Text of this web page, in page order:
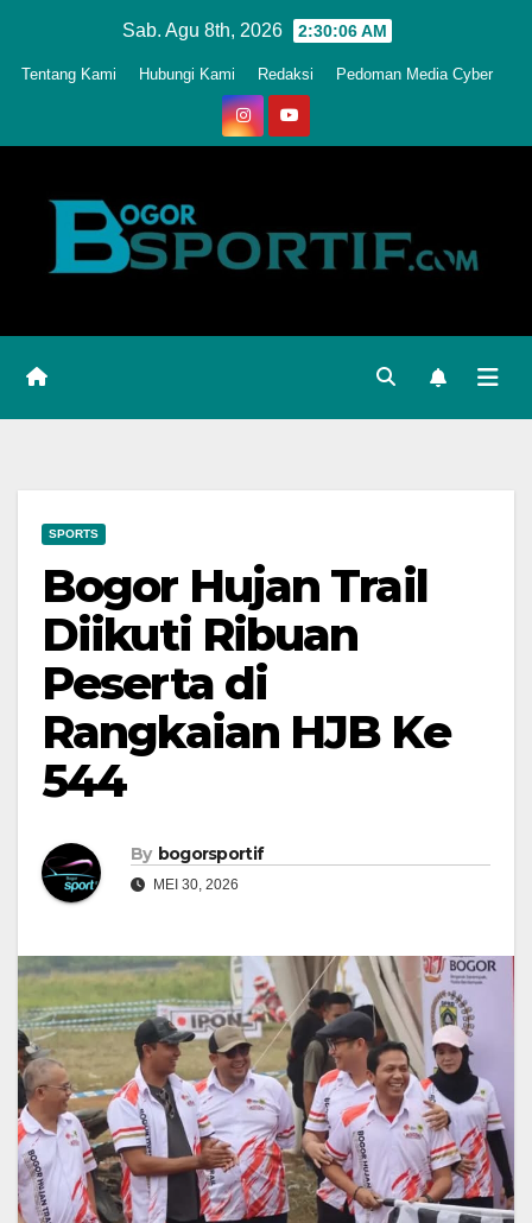
Sab. Agu 8th, 2026 2:30:09 AM
Tentang Kami Hubungi Kami Redaksi Pedoman Media Cyber
SPORTS
Bogor Hujan Trail
Diikuti Ribuan
Peserta di
Rangkaian HJB Ke
544
By bogorsportif
MEI 30, 2026